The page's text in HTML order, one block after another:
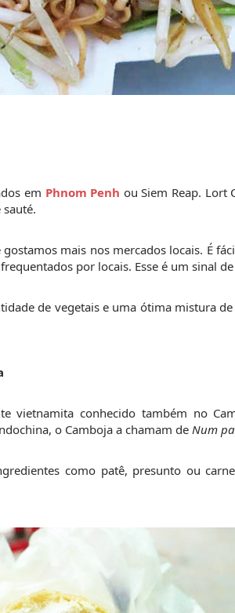
em Phnom Penh ou Siem Reap. Lort
mais nos mercados locais. É
por locais. Esse é um sinal
de vegetais e uma ótima mistura
vietnamita conhecido também no
o Camboja a chamam de Num
como patê, presunto ou